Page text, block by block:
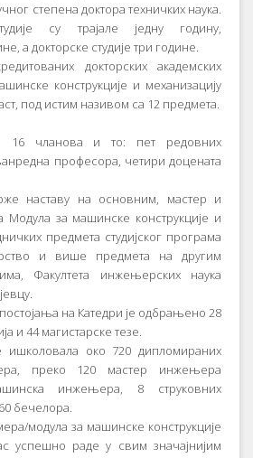
степена доктора техничких наука.
су трајале једну годину,
а докторске студије три године.
докторских академских
конструкције и механизацију
под истим називом са 12 предмета.
16 чланова и то: пет редовних
професора, четири доцената
наставу на основним, мастер и
Модула за машинске конструкције и
предмета студијског програма
и више предмета на другим
Факултета инжењерских наука
на Катедри је одбрањено 28
и 44 магистарске тезе.
ишколовала око 720 дипломираних
преко 120 мастер инжењера
инжењера, 8 струковних
бечелора.
модула за машинске конструкције
успешно раде у свим значајнијим